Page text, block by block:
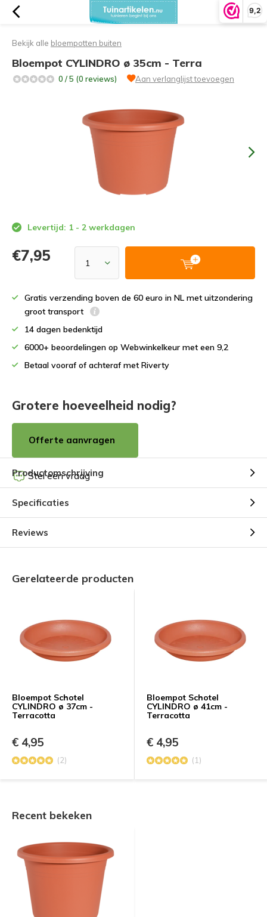
9,2
Bekijk alle bloempotten buiten
Bloempot CYLINDRO ø 35cm - Terra
0 / 5 (0 reviews) Aan verlanglijst toevoegen
Levertijd: 1 - 2 werkdagen
€7,95
Gratis verzending boven de 60 euro in NL met uitzondering
groot transport
14 dagen bedenktijd
6000+ beoordelingen op Webwinkelkeur met een 9,2
Betaal vooraf of achteraf met Riverty
Grotere hoeveelheid nodig?
Offerte aanvragen
Stel een vraag
Productomschrijving
Specificaties
Reviews
Gerelateerde producten
Bloempot Schotel
CYLINDRO ø 37cm -
Terracotta
€ 4,95
(2)
Bloempot Schotel
CYLINDRO ø 41cm -
Terracotta
€ 4,95
(1)
Recent bekeken